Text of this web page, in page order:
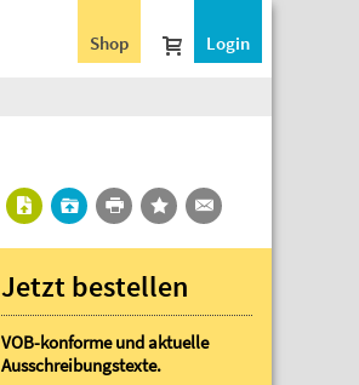
Login
Shop
Jetzt bestellen
VOB-konforme und aktuelle
Ausschreibungstexte.